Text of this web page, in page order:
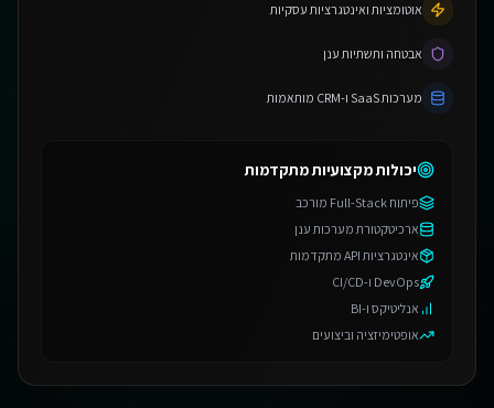
אוטומציות ואינטגרציות עסקיות
אבטחה ותשתיות ענן
מערכות SaaS ו-CRM מותאמות
יכולות מקצועיות מתקדמות
פיתוח Full-Stack מורכב
ארכיטקטורת מערכות ענן
אינטגרציות API מתקדמות
DevOps ו-CI/CD
אנליטיקס ו-BI
אופטימיזציה וביצועים